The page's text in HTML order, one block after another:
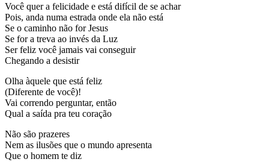
Você quer a felicidade e está difícil de se achar
Pois, anda numa estrada onde ela não está
Se o caminho não for Jesus
Se for a treva ao invés da Luz
Ser feliz você jamais vai conseguir
Chegando a desistir
Olha àquele que está feliz
(Diferente de você)!
Vai correndo perguntar, então
Qual a saída pra teu coração
Não são prazeres
Nem as ilusões que o mundo apresenta
Que o homem te diz